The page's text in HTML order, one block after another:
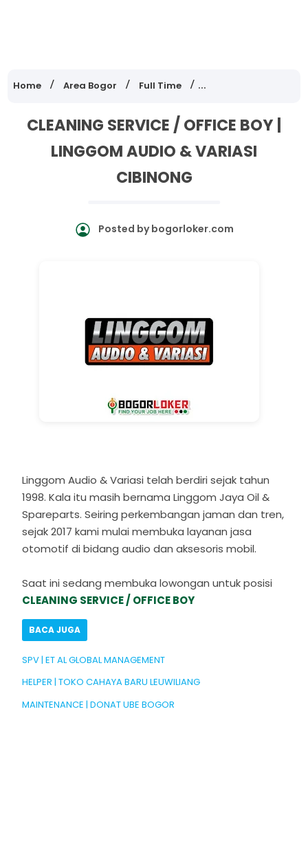
Home Area Bogor Full Time Lowongan Kerja
CLEANING SERVICE / OFFICE BOY |
LINGGOM AUDIO & VARIASI
CIBINONG
Posted bybogorloker.com
Linggom Audio & Variasi telah berdiri sejak tahun
1998. Kala itu masih bernama Linggom Jaya Oil &
Spareparts. Seiring perkembangan jaman dan tren,
sejak 2017 kami mulai membuka layanan jasa
otomotif di bidang audio dan aksesoris mobil.
Saat ini sedang membuka lowongan untuk posisi
CLEANING SERVICE / OFFICE BOY
BACA JUGA
SPV | ET AL GLOBAL MANAGEMENT
HELPER | TOKO CAHAYA BARU LEUWILIANG
MAINTENANCE | DONAT UBE BOGOR